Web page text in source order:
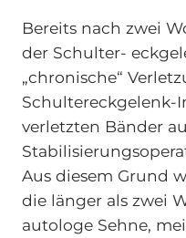
Bereits nach zwei
der Schulter-
„chronische“
verletzten Bänder
Aus diesem Grund
die länger als zwei
autologe Sehne,